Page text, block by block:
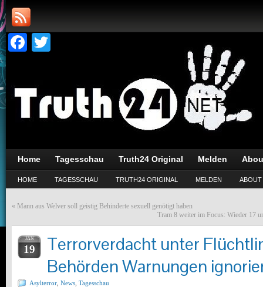
Facebook
Home Tagesschau Truth24 Original Melden
HOME TAGESSCHAU TRUTH24 ORIGINAL MELDEN ABOUT
« Mann aus Welver soll geistig Behinderte sexuell genötigt haben
Tram 8 weiter im Focus: Wieder 17
JAN
19
Terrorverdacht unter
Behörden Warnungen
Asylterror News Tagesschau